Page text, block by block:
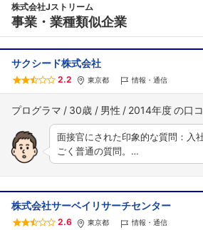
株式会社Jストリーム
事業・業種類似企業
サクシード株式会社
2.2 東京都 情報・通信
プログラマ 30歳 男性 2014年度
面接官にされた印象的な質問：入
ごく普通の質問。…
株式会社サーベイリサーチセンター
2.6 東京都 情報・通信